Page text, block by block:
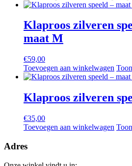
Klaproos zilveren
maat M
€59,00
Toevoegen aan winkelwagen
Klaproos zilveren
€35,00
Toevoegen aan winkelwagen
Adres